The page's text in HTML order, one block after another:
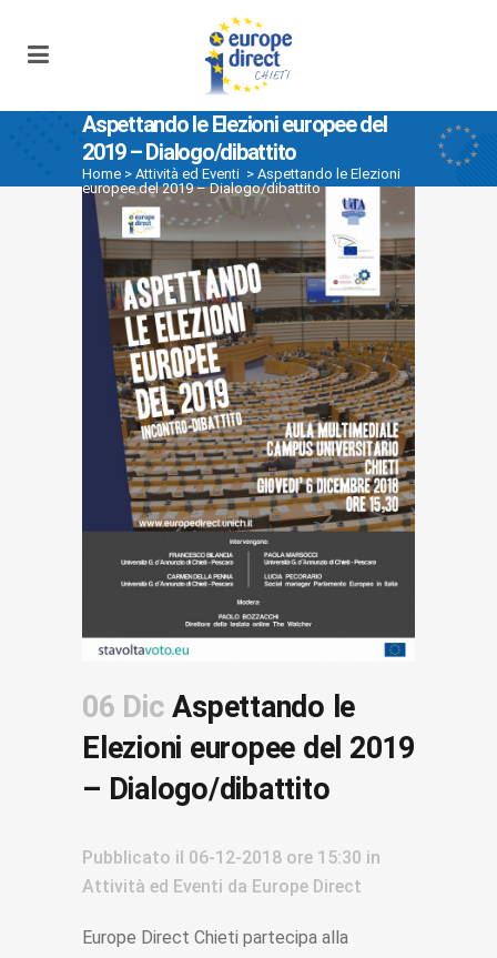
Aspettando le Elezioni europee del
2019 – Dialogo/dibattito
Home > Attività ed Eventi > Aspettando le Elezioni
europee del 2019 – Dialogo/dibattito
06 Dic Aspettando le
Elezioni europee del 2019
– Dialogo/dibattito
Pubblicato il 06-12-2018 ore 15:30 in
Attività ed Eventi da Europe Direct
Europe Direct Chieti partecipa alla